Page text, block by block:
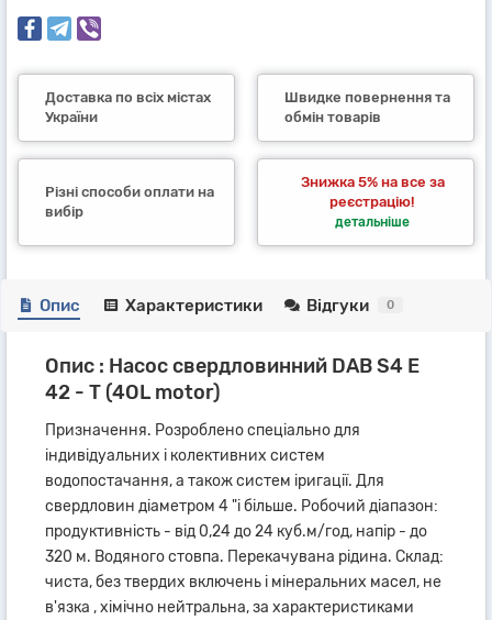
Доставка по всіх містах
України
Швидке повернення та
обмін товарів
Різні способи оплати на
вибір
Знижка 5% на все за
реєстрацію!
детальніше
Опис Характеристики Відгуки 0
Опис : Насос свердловинний DAB S4 E
42 - T (4OL motor)
Призначення. Розроблено спеціально для
індивідуальних і колективних систем
водопостачання, а також систем іригації. Для
свердловин діаметром 4 "і більше. Робочий діапазон:
продуктивність - від 0,24 до 24 куб.м/год, напір - до
320 м. Водяного стовпа. Перекачувана рідина. Склад:
чиста, без твердих включень і мінеральних масел, не
в'язка , хімічно нейтральна, за характеристиками